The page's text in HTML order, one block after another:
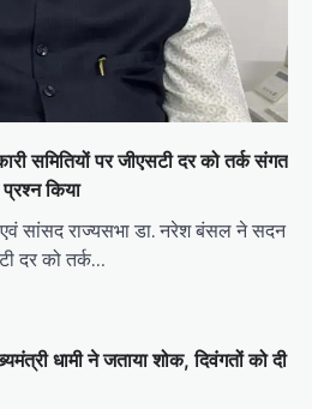
समितियों पर जीएसटी दर को तर्क संगत
किया
एवं सांसद राज्यसभा डा. नरेश बंसल ने सदन
दर को तर्क…
धामी ने जताया शोक, दिवंगतों को दी